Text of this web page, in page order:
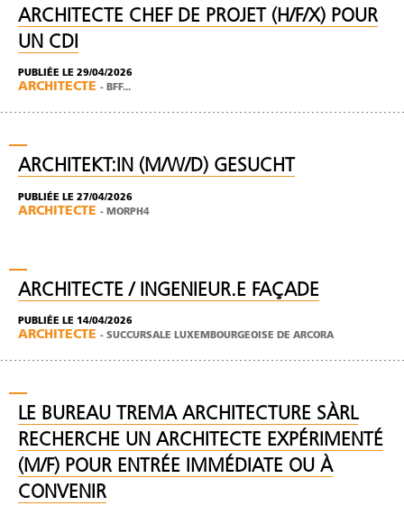
ARCHITECTE CHEF DE PROJET (H/F/X) POUR
UN CDI
PUBLIÉE LE 29/04/2026
ARCHITECTE - BFF...
ARCHITEKT:IN (M/W/D) GESUCHT
PUBLIÉE LE 27/04/2026
ARCHITECTE - MORPH4
ARCHITECTE / INGENIEUR.E FAÇADE
PUBLIÉE LE 14/04/2026
ARCHITECTE - SUCCURSALE LUXEMBOURGEOISE DE ARCORA
LE BUREAU TREMA ARCHITECTURE SÀRL
RECHERCHE UN ARCHITECTE EXPÉRIMENTÉ
(M/F) POUR ENTRÉE IMMÉDIATE OU À
CONVENIR